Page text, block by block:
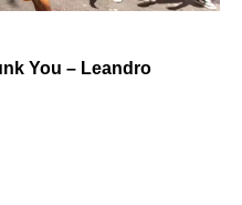
You – Leandro